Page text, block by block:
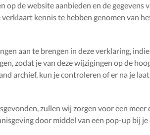
op de website aanbieden en de gegevens
kennis te hebben genomen van
aan te brengen in deze verklaring,
zodat je van deze wijzigingen op de
archief, kun je controleren of er na je
zullen wij zorgen voor een
door middel van een pop-up bij